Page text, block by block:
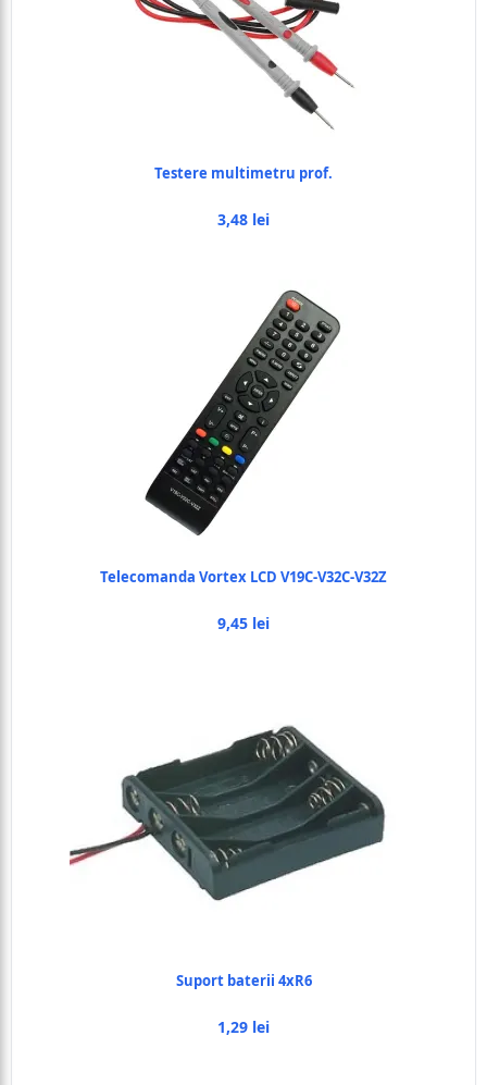
Testere multimetru prof.
3,48 lei
Telecomanda Vortex LCD V19C-V32C-V32Z
9,45 lei
Suport baterii 4xR6
1,29 lei